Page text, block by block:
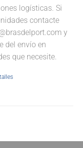
logísticas. Si
contacte
y
del envío en
que necesite.